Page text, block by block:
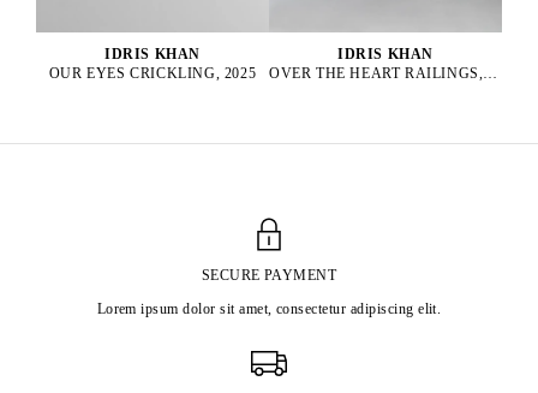
IDRIS KHAN
OUR EYES CRICKLING, 2025
IDRIS KHAN
OVER THE HEART RAILINGS, 2025
SECURE PAYMENT
Lorem ipsum dolor sit amet, consectetur adipiscing elit.